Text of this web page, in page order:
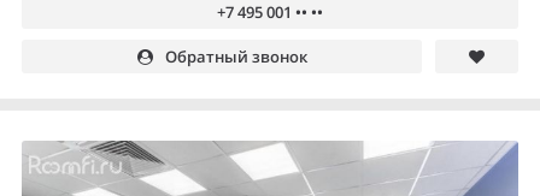
+7 495 001 •• ••
Обратный звонок